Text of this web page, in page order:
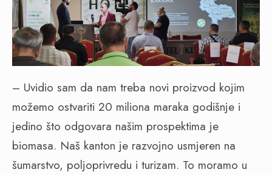
– Uvidio sam da nam treba novi proizvod kojim
možemo ostvariti 20 miliona maraka godišnje i
jedino što odgovara našim prospektima je
biomasa. Naš kanton je razvojno usmjeren na
šumarstvo, poljoprivredu i turizam. To moramo u